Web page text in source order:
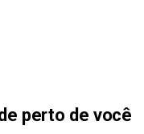
perto de você